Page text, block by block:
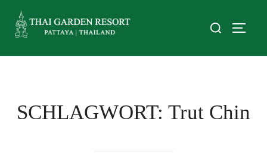
SCHLAGWORT: Trut Chin